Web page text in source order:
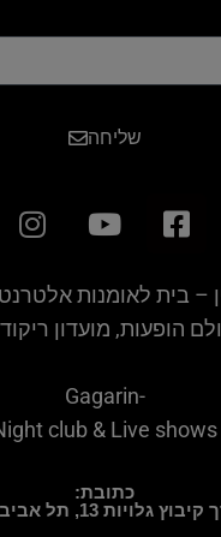
שליחה
– בית לאומנות
הופעות, מועדון
Gagarin-
club & Live shows
כתובת:
גלויות 13, תל אביב-יפו